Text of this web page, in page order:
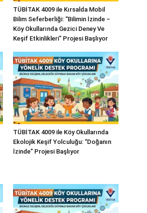
TÜBİTAK 4009 ile Kırsalda Mobil
Bilim Seferberliği: “Bilimin İzinde –
Köy Okullarında Gezici Deney Ve
Keşif Etkinlikleri” Projesi Başlıyor
TÜBİTAK 4009 ile Köy Okullarında
Ekolojik Keşif Yolculuğu: “Doğanın
İzinde” Projesi Başlıyor